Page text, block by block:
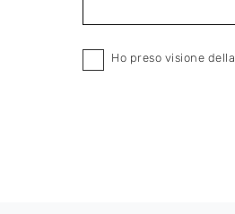
Ho preso visione della